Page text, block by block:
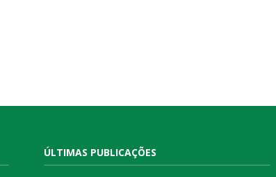
ÚLTIMAS PUBLICAÇÕES